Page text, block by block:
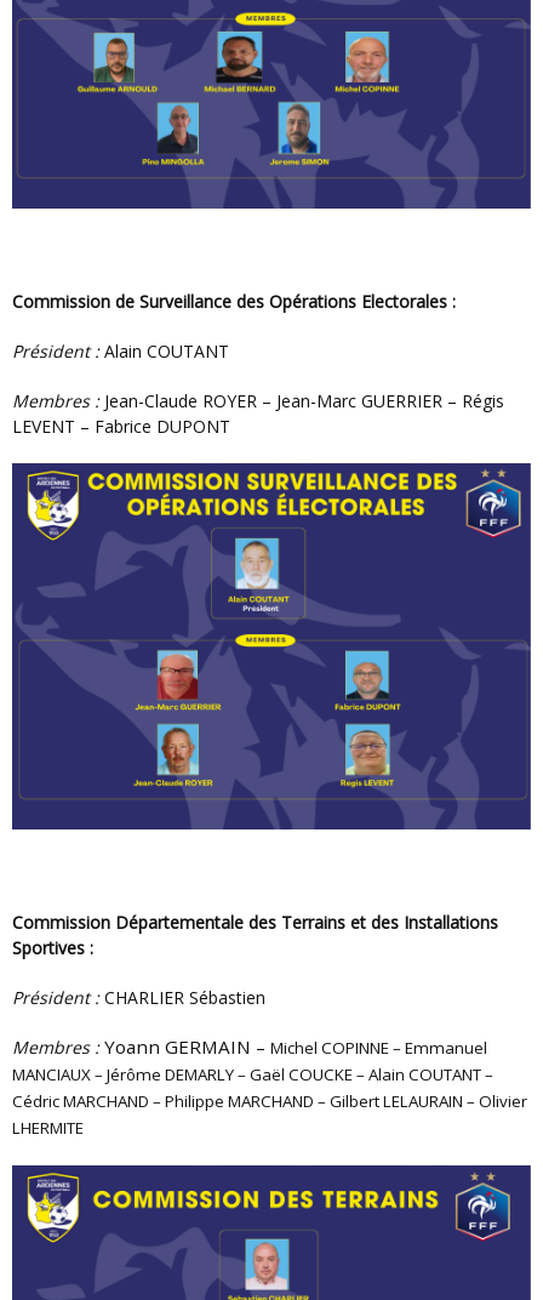
Commission de Surveillance des Opérations Electorales :
Président :Alain COUTANT
Membres :Jean-Claude ROYER – Jean-Marc GUERRIER – Régis
LEVENT – Fabrice DUPONT
Commission Départementale des Terrains et des Installations
Sportives :
Président :CHARLIER Sébastien
Membres : Yoann GERMAIN – Michel COPINNE – Emmanuel
MANCIAUX – Jérôme DEMARLY – Gaël COUCKE – Alain COUTANT –
Cédric MARCHAND – Philippe MARCHAND – Gilbert LELAURAIN – Olivier
LHERMITE